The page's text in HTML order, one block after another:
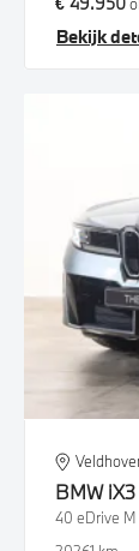
Bekijk
BMW iX3
40 eDrive M